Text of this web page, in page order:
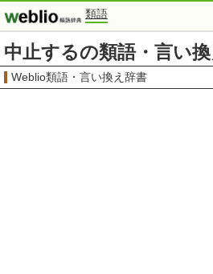
類語
中止するの類語・言い
Weblio類語・言い換え辞書